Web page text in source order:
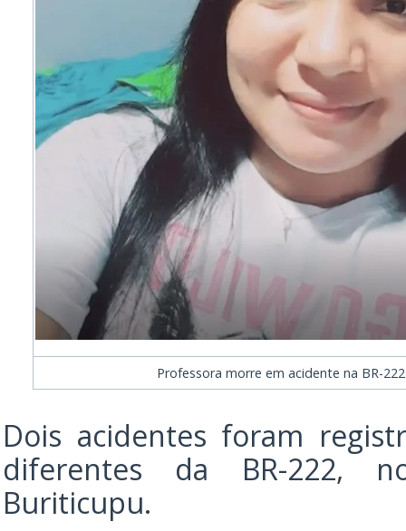
Professora morre em acidente na BR-
Dois acidentes foram
diferentes da BR-222,
Buriticupu.